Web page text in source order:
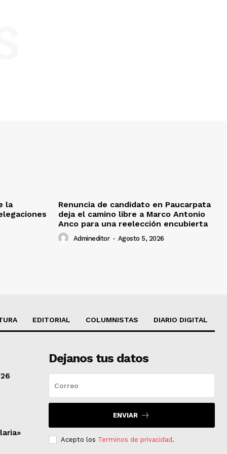
la
Renuncia de candidato en Paucarpata
deja el camino libre a Marco Antonio
Anco para una reelección encubierta
Admineditor - Agosto 5, 2026
EDITORIAL COLUMNISTAS DIARIO DIGITAL
Dejanos tus datos
ENVIAR
Acepto los Terminos de privacidad .